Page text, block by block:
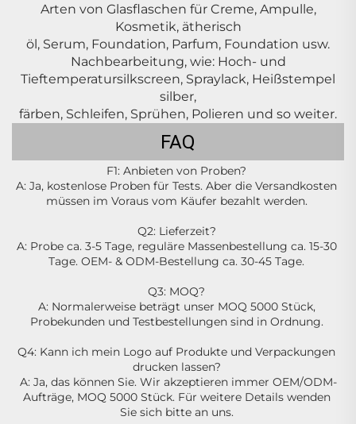
Arten von Glasflaschen für Creme, Ampulle,
Kosmetik, ätherisch
öl, Serum, Foundation, Parfum, Foundation usw.
Nachbearbeitung, wie: Hoch- und
Tieftemperatursilkscreen, Spraylack, Heißstempel
silber,
färben, Schleifen, Sprühen, Polieren und so weiter.
FAQ
F1: Anbieten von Proben?
A: Ja, kostenlose Proben für Tests. Aber die Versandkosten
müssen im Voraus vom Käufer bezahlt werden.
Q2: Lieferzeit?
A: Probe ca. 3-5 Tage, reguläre Massenbestellung ca. 15-30
Tage. OEM- & ODM-Bestellung ca. 30-45 Tage.
Q3: MOQ?
A: Normalerweise beträgt unser MOQ 5000 Stück,
Probekunden und Testbestellungen sind in Ordnung.
Q4: Kann ich mein Logo auf Produkte und Verpackungen
drucken lassen?
A: Ja, das können Sie. Wir akzeptieren immer OEM/ODM-
Aufträge, MOQ 5000 Stück. Für weitere Details wenden
Sie sich bitte an uns.